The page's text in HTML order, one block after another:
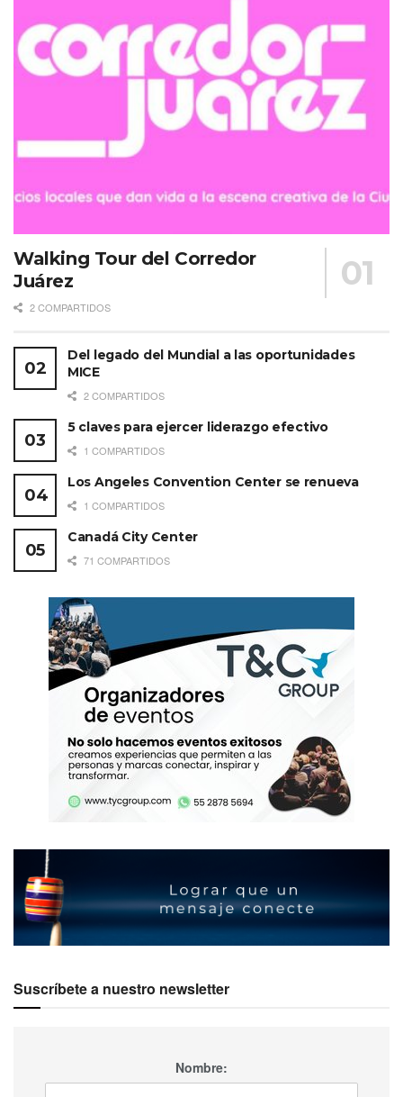
Walking Tour del Corredor
Juárez
2 COMPARTIDOS
Del legado del Mundial a las oportunidades
MICE
2 COMPARTIDOS
5 claves para ejercer liderazgo efectivo
1 COMPARTIDOS
Los Angeles Convention Center se renueva
1 COMPARTIDOS
Canadá City Center
71 COMPARTIDOS
Suscríbete a nuestro newsletter
Nombre: